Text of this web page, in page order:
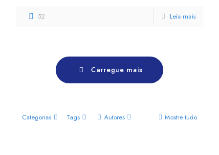
52 Leia mais
Carregue mais
Categorias Tags Autores Mostre tudo